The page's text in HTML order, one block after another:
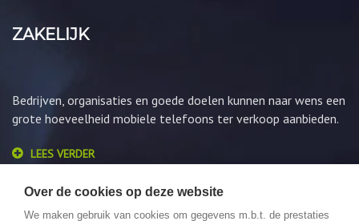
ZAKELIJK
Bedrijven, organisaties en goede doelen kunnen naar wens een
grote hoeveelheid mobiele telefoons ter verkoop aanbieden.
LEES VERDER
Over de cookies op deze website
We maken gebruik van cookies om gegevens m.b.t. de prestaties